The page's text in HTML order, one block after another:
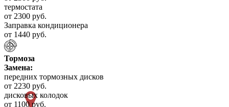
термостата
от 2300 руб.
Заправка кондиционера
от 1440 руб.
Тормоза
Замена:
передних тормозных дисков
от 2230 руб.
дисковых колодок
от 1100 руб.